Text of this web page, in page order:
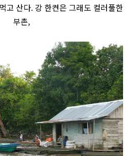
고 산다. 강 한켠은 그래도 컬러풀한
부촌,